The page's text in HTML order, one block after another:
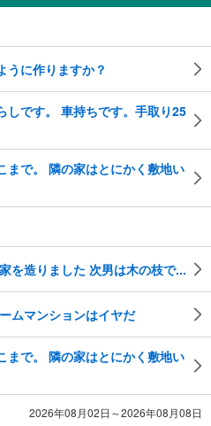
うに作りますか？
しです。 車持ちです。手取り25
まで。 隣の家はとにかく敷地い
を造りました 次男は木の枝で...
ムマンションはイヤだ
まで。 隣の家はとにかく敷地い
2026年08月02日～2026年08月08日